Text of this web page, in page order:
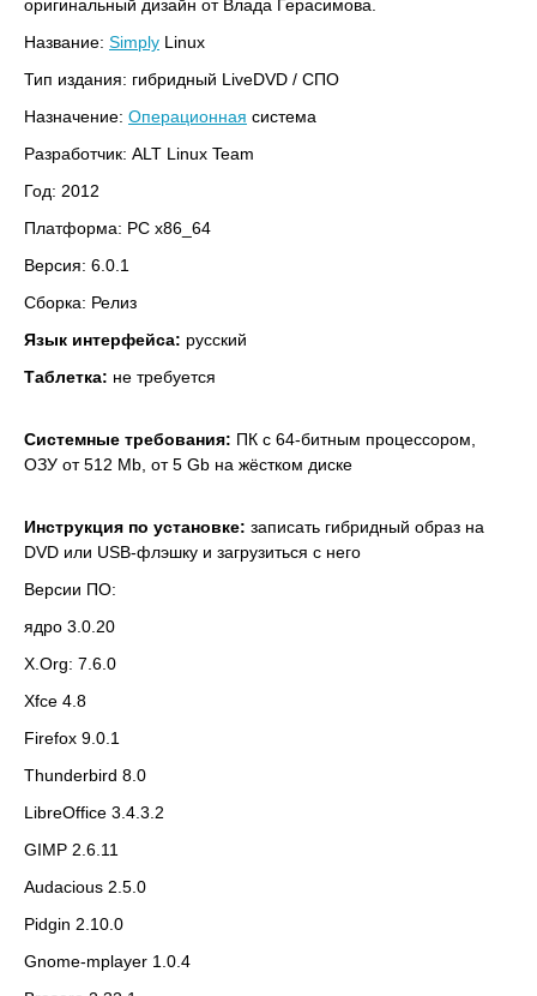
оригинальный дизайн от Влада Герасимова.
Название: Simply Linux
Тип издания: гибридный LiveDVD / СПО
Назначение: Операционная система
Разработчик: ALT Linux Team
Год: 2012
Платформа: PC x86_64
Версия: 6.0.1
Сборка: Релиз
Язык интерфейса: русский
Таблетка: не требуется
Системные требования: ПК с 64-битным процессором,
ОЗУ от 512 Mb, от 5 Gb на жёстком диске
Инструкция по установке: записать гибридный образ на
DVD или USB-флэшку и загрузиться с него
Версии ПО:
ядро 3.0.20
X.Org: 7.6.0
Xfce 4.8
Firefox 9.0.1
Thunderbird 8.0
LibreOffice 3.4.3.2
GIMP 2.6.11
Audacious 2.5.0
Pidgin 2.10.0
Gnome-mplayer 1.0.4